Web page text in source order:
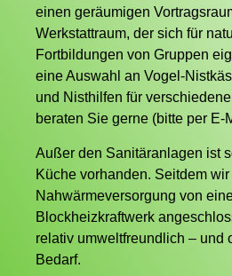
einen geräumigen
Werkstattraum, der sich für
Fortbildungen von Gruppen
eine Auswahl an Vogel-
und Nisthilfen für
beraten Sie gerne (bitte per E-
Außer den Sanitäranlagen ist
Küche vorhanden. Seitdem
Nahwärmeversorgung von
Blockheizkraftwerk
relativ umweltfreundlich – und
Bedarf.